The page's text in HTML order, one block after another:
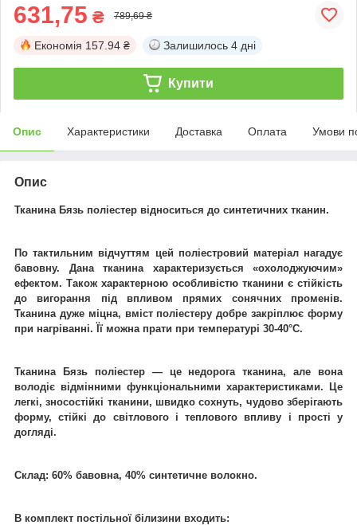
631,75 ₴ 789,69 ₴
Економія 157.94 ₴ Залишилось 4 дні
Купити
Опис Характеристики Доставка Оплата Умови
Опис
Тканина Бязь поліестер відноситься до синтетичних тканин.
По тактильним відчуттям цей поліестровий матеріал нагадує
бавовну. Дана тканина характеризується «охолоджуючим»
ефектом. Також характерною особливістю тканини є стійкість
до вигорання під впливом прямих сонячних променів.
Тканина дуже міцна, вміст поліестеру добре закріплює форму
при нагріванні. Її можна прати при температурі 30-40°C.
Тканина Бязь поліестер ― це недорога тканина, але вона
володіє відмінними функціональними характеристиками. Це
легкі, зносостійкі тканини, швидко сохнуть, чудово зберігають
форму, стійкі до світлового і теплового впливу і прості у
догляді.
Склад: 60% бавовна, 40% синтетичне волокно.
В комплект постільної білизини входить: